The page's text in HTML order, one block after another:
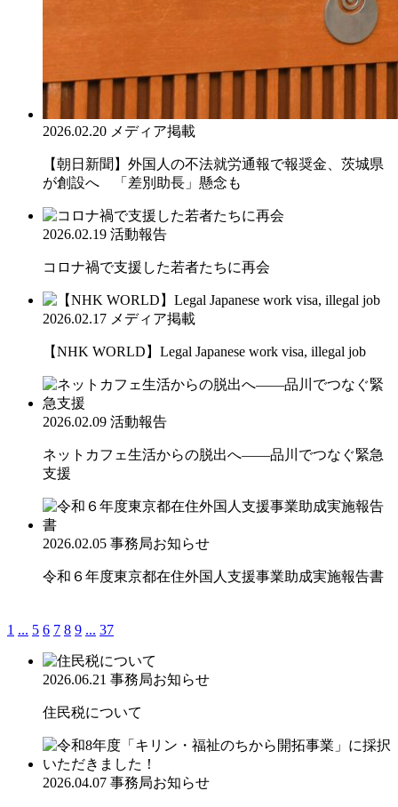
2026.02.20 メディア掲載
【朝日新聞】外国人の不法就労通報で報奨金、茨城県
が創設へ 「差別助長」懸念も
2026.02.19 活動報告
コロナ禍で支援した若者たちに再会
2026.02.17 メディア掲載
【NHK WORLD】Legal Japanese work visa, illegal job
2026.02.09 活動報告
ネットカフェ生活からの脱出へ——品川でつなぐ緊急
支援
2026.02.05 事務局お知らせ
令和６年度東京都在住外国人支援事業助成実施報告書
1 ... 5 6 7 8 9 ... 37
2026.06.21 事務局お知らせ
住民税について
2026.04.07 事務局お知らせ